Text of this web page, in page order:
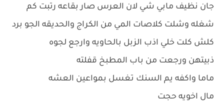
جان نظيف مابي شي لان العرس صار بقاعه رتبت كم
شغله وشلت كلاصات المي من الكراج والحديقه الجو برد
كلش كلت خلي اذب الزبل بالحاويه وارجع لجوه
ذبيتهن ورجعت من باب المطبخ قفلته
ماما واكفه يم السنك تغسل بمواعين العشه
مال اخويه حجت